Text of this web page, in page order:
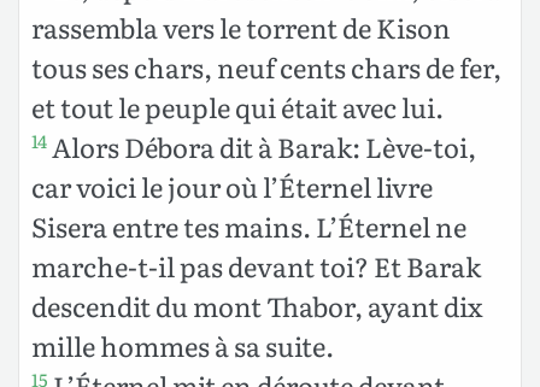
rassembla vers le torrent de Kison
tous ses chars, neuf cents chars de fer,
et tout le peuple qui était avec lui.
14Alors Débora dit à Barak: Lève-toi,
car voici le jour où l’Éternel livre
Sisera entre tes mains. L’Éternel ne
marche-t-il pas devant toi? Et Barak
descendit du mont Thabor, ayant dix
mille hommes à sa suite.
15